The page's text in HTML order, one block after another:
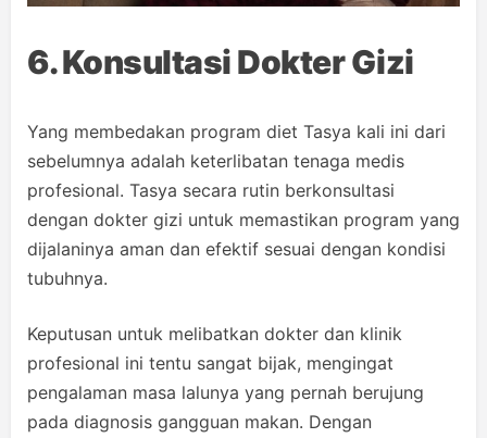
6. Konsultasi Dokter Gizi
Yang membedakan program diet Tasya kali ini dari
sebelumnya adalah keterlibatan tenaga medis
profesional. Tasya secara rutin berkonsultasi
dengan dokter gizi untuk memastikan program yang
dijalaninya aman dan efektif sesuai dengan kondisi
tubuhnya.
Keputusan untuk melibatkan dokter dan klinik
profesional ini tentu sangat bijak, mengingat
pengalaman masa lalunya yang pernah berujung
pada diagnosis gangguan makan. Dengan